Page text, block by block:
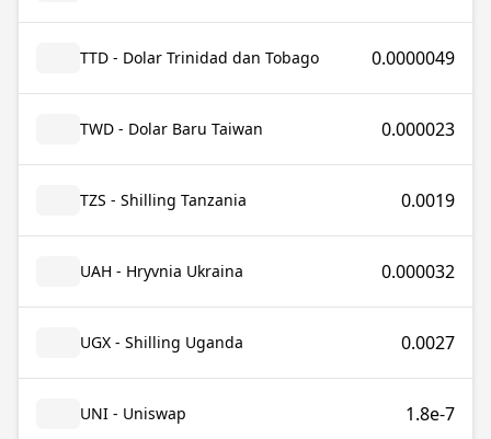
TTD - Dolar Trinidad dan Tobago 0.0000049
TWD - Dolar Baru Taiwan 0.000023
TZS - Shilling Tanzania 0.0019
UAH - Hryvnia Ukraina 0.000032
UGX - Shilling Uganda 0.0027
UNI - Uniswap 1.8e-7